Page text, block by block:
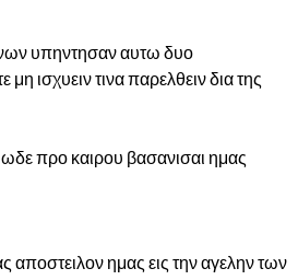
υπηντησαν αυτω δυο
ισχυειν τινα παρελθειν δια της
ωδε προ καιρου βασανισαι ημας
αποστειλον ημας εις την αγελην των